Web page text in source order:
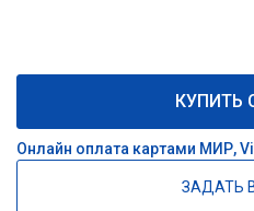
КУПИТЬ
Онлайн оплата картами МИР,
ЗАДАТЬ